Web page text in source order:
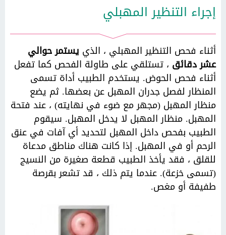
إجراء التنظير المهبلي
أثناء فحص التنظير المهبلي ، الذي يستمر حوالي
عشر دقائق ، تستلقي على طاولة الفحص كما تفعل
أثناء فحص الحوض. يستخدم الطبيب أداة تسمى
المنظار لفصل جدران المهبل عن بعضها. ثم يضع
منظار المهبل (مجهر مع ضوء في نهايته) ، عند فتحة
المهبل. منظار المهبل لا يدخل المهبل. سيقوم
الطبيب بفحص داخل المهبل لتحديد أي آفات في عنق
الرحم أو في المهبل. إذا كانت هناك مناطق مدعاة
للقلق ، فقد يأخذ الطبيب قطعة صغيرة من النسيج
(تسمى خزعة). عندما يتم ذلك ، قد تشعر بقرصة
طفيفة أو مغص.